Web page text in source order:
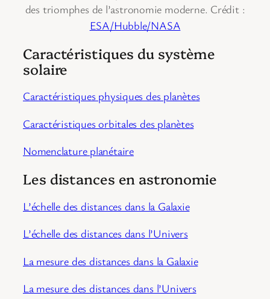
des triomphes de l’astronomie moderne. Crédit :
ESA/Hubble/NASA
Caractéristiques du système
solaire
Caractéristiques physiques des planètes
Caractéristiques orbitales des planètes
Nomenclature planétaire
Les distances en astronomie
L’échelle des distances dans la Galaxie
L’échelle des distances dans l’Univers
La mesure des distances dans la Galaxie
La mesure des distances dans l’Univers